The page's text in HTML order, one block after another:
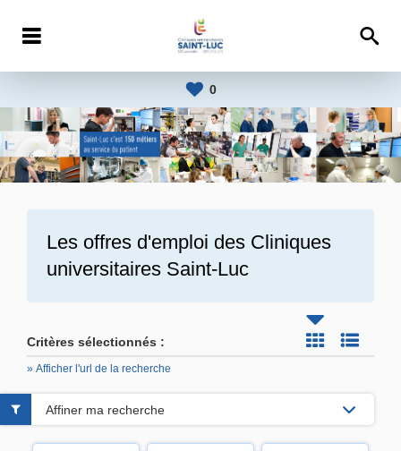
0
Les offres d'emploi des Cliniques
universitaires Saint-Luc
Critères sélectionnés :
» Afficher l'url de la recherche
Affiner ma recherche